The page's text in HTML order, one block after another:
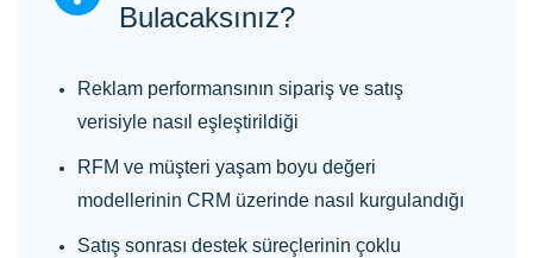
Bulacaksınız?
Reklam performansının sipariş ve satış
verisiyle nasıl eşleştirildiği
RFM ve müşteri yaşam boyu değeri
modellerinin CRM üzerinde nasıl kurgulandığı
Satış sonrası destek süreçlerinin çoklu